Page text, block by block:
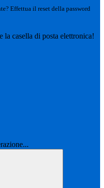
Effettua il reset della password
casella di posta elettronica!